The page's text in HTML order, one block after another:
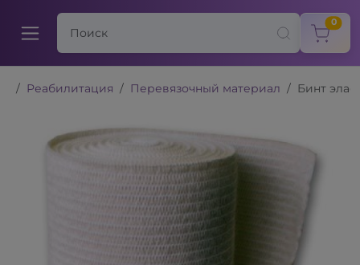
0
Реабилитация Перевязочный материал Бинт